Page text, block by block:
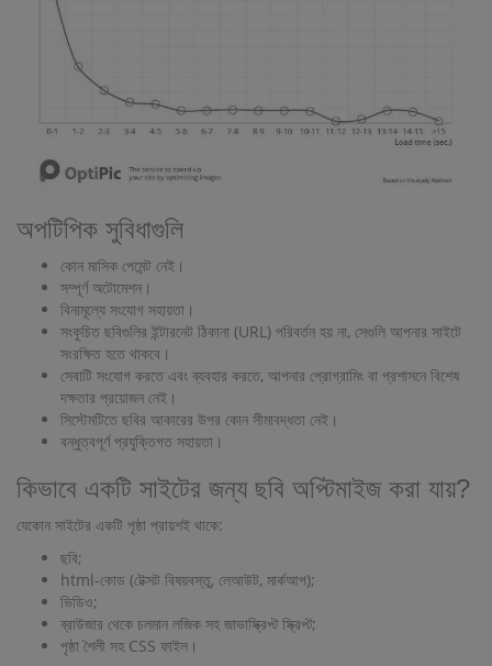
অপটিপিক সুবিধাগুলি
কোন মাসিক পেমেন্ট নেই।
সম্পূর্ণ অটোমেশন।
বিনামূল্যে সংযোগ সহায়তা।
সংকুচিত ছবিগুলির ইন্টারনেট ঠিকানা (URL) পরিবর্তন হয় না, সেগুলি আপনার সাইটে
সংরক্ষিত হতে থাকবে।
সেবাটি সংযোগ করতে এবং ব্যবহার করতে, আপনার প্রোগ্রামিং বা প্রশাসনে বিশেষ
দক্ষতার প্রয়োজন নেই।
সিস্টেমটিতে ছবির আকারের উপর কোন সীমাবদ্ধতা নেই।
বন্ধুত্বপূর্ণ প্রযুক্তিগত সহায়তা।
কিভাবে একটি সাইটের জন্য ছবি অপ্টিমাইজ করা যায়?
যেকোন সাইটের একটি পৃষ্ঠা প্রায়শই থাকে:
ছবি;
html-কোড (টেক্সট বিষয়বস্তু, লেআউট, মার্কআপ);
ভিডিও;
ব্রাউজার থেকে চলমান লজিক সহ জাভাস্ক্রিপ্ট স্ক্রিপ্ট;
পৃষ্ঠা শৈলী সহ CSS ফাইল।